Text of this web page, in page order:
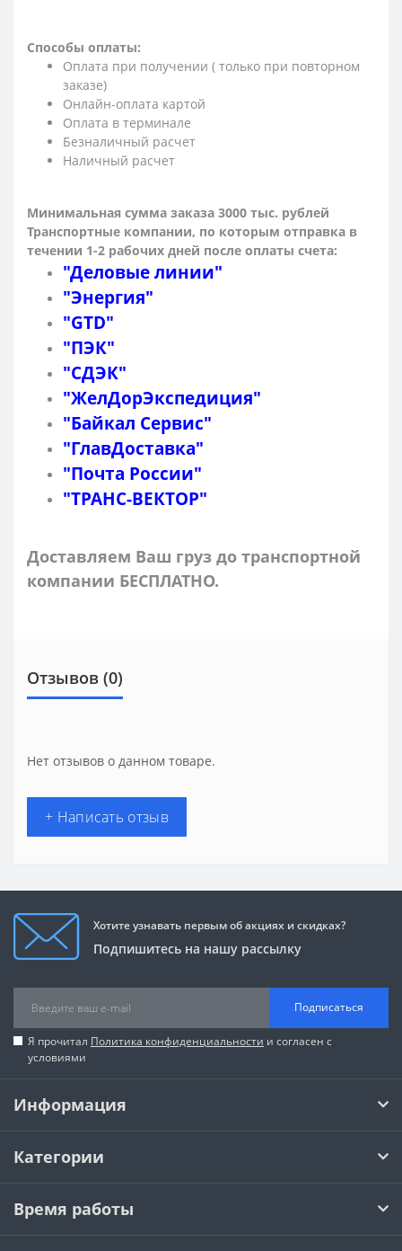
Способы оплаты:
Оплата при получении ( только при повторном
заказе)
Онлайн-оплата картой
Оплата в терминале
Безналичный расчет
Наличный расчет
Минимальная сумма заказа 3000 тыс. рублей
Транспортные компании, по которым отправка в
течении 1-2 рабочих дней после оплаты счета:
"Деловые линии"
"Энергия"
"GTD"
"ПЭК"
"СДЭК"
"ЖелДорЭкспедиция"
"Байкал Сервис"
"ГлавДоставка"
"Почта России"
"ТРАНС-ВЕКТОР"
Доставляем Ваш груз до транспортной
компании БЕСПЛАТНО.
Отзывов (0)
Нет отзывов о данном товаре.
+ Написать отзыв
Хотите узнавать первым об акциях и скидках?
Подпишитесь на нашу рассылку
Подписаться
Я прочитал Политика конфиденциальности и согласен с
условиями
Информация
Категории
Время работы